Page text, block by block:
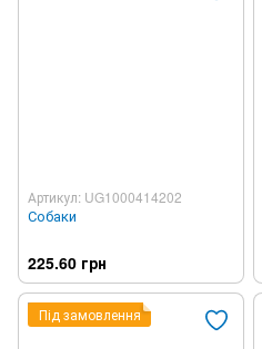
Артикул: UG1000414202
Собаки
225.60 грн
Під замовлення